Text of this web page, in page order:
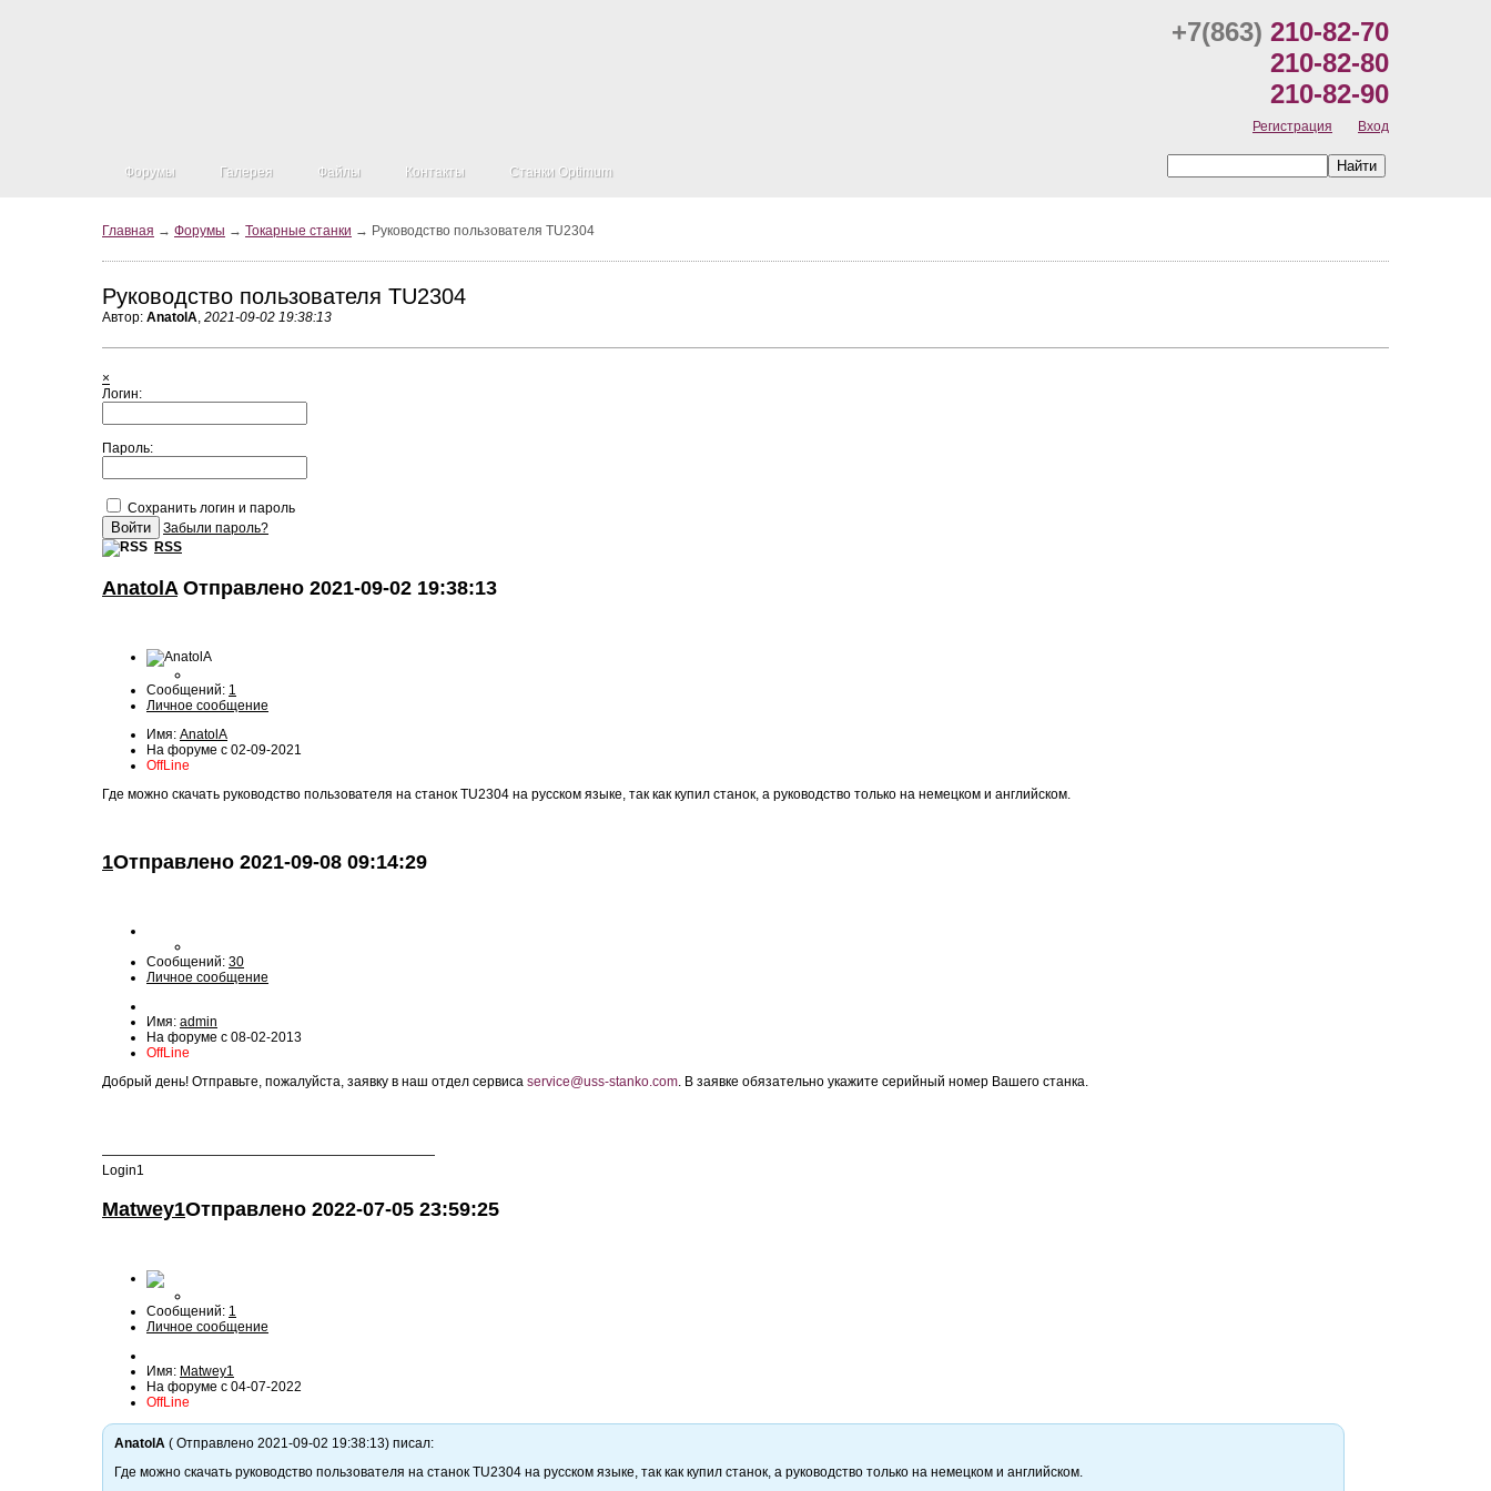
+7(863) 210-82-70
210-82-80
210-82-90
Регистрация Вход
Форумы Галерея Файлы Контакты Станки Optimum
Главная → Форумы → Токарные станки → Руководство пользователя TU2304
Руководство пользователя TU2304
Автор: AnatolA, 2021-09-02 19:38:13
×
Логин:
Пароль:
Сохранить логин и пароль
Забыли пароль?
RSS
AnatolA Отправлено 2021-09-02 19:38:13
Сообщений: 1
Личное сообщение
Имя: AnatolA
На форуме с 02-09-2021
OffLine
Где можно скачать руководство пользователя на станок TU2304 на русском языке, так как купил станок, а руководство только на немецком и английском.
1Отправлено 2021-09-08 09:14:29
Сообщений: 30
Личное сообщение
Имя: admin
На форуме с 08-02-2013
OffLine
Добрый день! Отправьте, пожалуйста, заявку в наш отдел сервиса service@uss-stanko.com. В заявке обязательно укажите серийный номер Вашего станка.
—————————————————————————
Login1
Matwey1Отправлено 2022-07-05 23:59:25
Сообщений: 1
Личное сообщение
Имя: Matwey1
На форуме с 04-07-2022
OffLine
AnatolA ( Отправлено 2021-09-02 19:38:13) писал:
Где можно скачать руководство пользователя на станок TU2304 на русском языке, так как купил станок, а руководство только на немецком и английском.